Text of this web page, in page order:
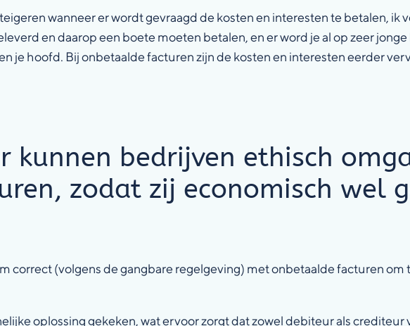
wanneer er wordt gevraagd de kosten en interesten te betalen, ik
en daarop een boete moeten betalen, en er word je al op zeer
je hoofd. Bij onbetaalde facturen zijn de kosten en interesten eerder
kunnen bedrijven ethisch
zodat zij economisch wel
correct (volgens de gangbare regelgeving) met onbetaalde facturen
oplossing gekeken, wat ervoor zorgt dat zowel debiteur als